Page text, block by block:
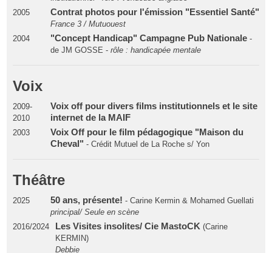
2005
Contrat photos pour l'émission "Essentiel Santé"
France 3 / Mutuouest
2004
"Concept Handicap" Campagne Pub Nationale-
de JM GOSSE - rôle : handicapée mentale
Voix
2009-
2010
Voix off pour divers films institutionnels et le site
internet de la MAIF
2003
Voix Off pour le film pédagogique "Maison du
Cheval" - Crédit Mutuel de La Roche s/ Yon
Théâtre
2025 50 ans, présente! - Carine Kermin & Mohamed Guellati
principal/ Seule en scène
2016/2024
Les Visites insolites/ Cie MastoCK (Carine
KERMIN)
Debbie